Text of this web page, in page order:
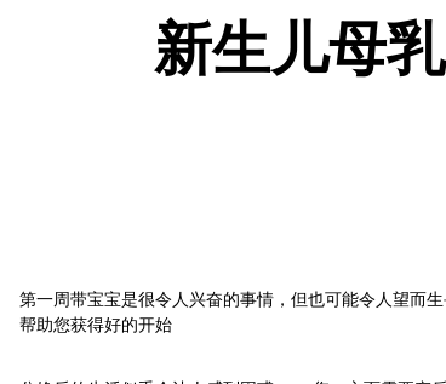
新生儿母
第一周带宝宝是很令人兴奋的事情，但也可能令人望
帮助您获得好的开始